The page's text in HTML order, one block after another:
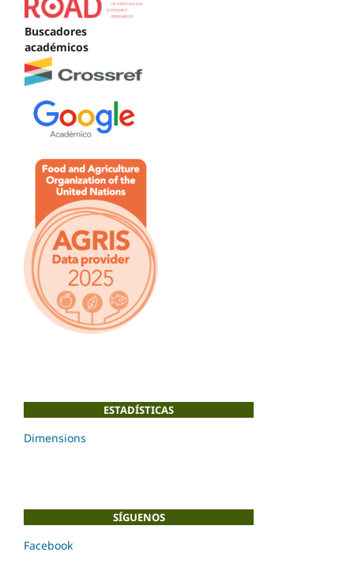
Buscadores
académicos
ESTADÍSTICAS
Dimensions
SÍGUENOS
Facebook